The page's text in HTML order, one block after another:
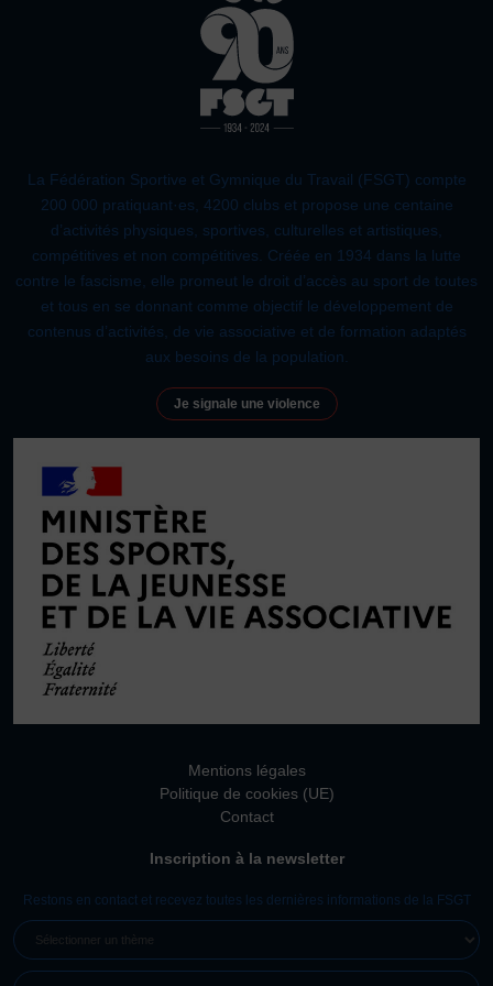
Randonnée pédestre Sport Équestre
Sports de neige et de patinage
Tir à l’arc Vélo
La Fédération Sportive et Gymnique du Travail (FSGT) compte
200 000 pratiquant·es, 4200 clubs et propose une centaine
d’activités physiques, sportives, culturelles et artistiques,
compétitives et non compétitives. Créée en 1934 dans la lutte
contre le fascisme, elle promeut le droit d’accès au sport de toutes
et tous en se donnant comme objectif le développement de
contenus d’activités, de vie associative et de formation adaptés
aux besoins de la population.
Je signale une violence
Mentions légales
Politique de cookies (UE)
Contact
Inscription à la newsletter
Restons en contact et recevez toutes les dernières informations de la FSGT
UN